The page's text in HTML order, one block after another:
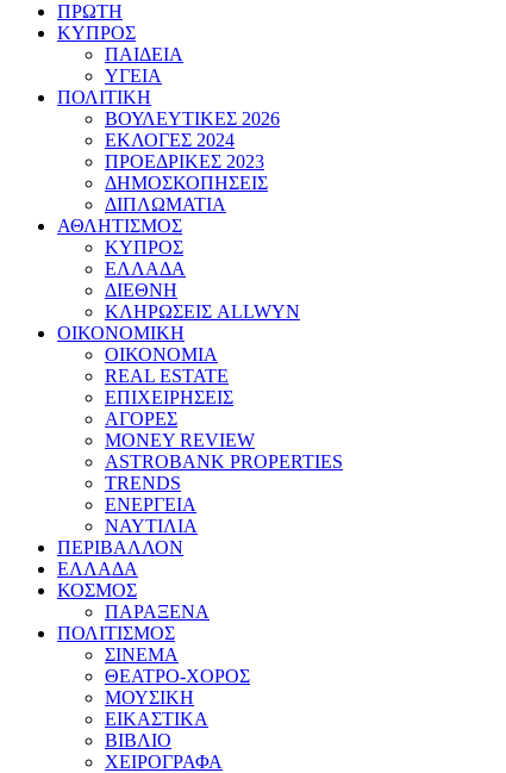
ΠΡΩΤΗ
ΚΥΠΡΟΣ
ΠΑΙΔΕΙΑ
ΥΓΕΙΑ
ΠΟΛΙΤΙΚΗ
ΒΟΥΛΕΥΤΙΚΕΣ 2026
ΕΚΛΟΓΕΣ 2024
ΠΡΟΕΔΡΙΚΕΣ 2023
ΔΗΜΟΣΚΟΠΗΣΕΙΣ
ΔΙΠΛΩΜΑΤΙΑ
ΑΘΛΗΤΙΣΜΟΣ
ΚΥΠΡΟΣ
ΕΛΛΑΔΑ
ΔΙΕΘΝΗ
ΚΛΗΡΩΣΕΙΣ ALLWYN
ΟΙΚΟΝΟΜΙΚΗ
ΟΙΚΟΝΟΜΙΑ
REAL ESTATE
ΕΠΙΧΕΙΡΗΣΕΙΣ
ΑΓΟΡΕΣ
MONEY REVIEW
ASTROBANK PROPERTIES
TRENDS
ΕΝΕΡΓΕΙΑ
ΝΑΥΤΙΛΙΑ
ΠΕΡΙΒΑΛΛΟΝ
ΕΛΛΑΔΑ
ΚΟΣΜΟΣ
ΠΑΡΑΞΕΝΑ
ΠΟΛΙΤΙΣΜΟΣ
ΣΙΝΕΜΑ
ΘΕΑΤΡΟ-ΧΟΡΟΣ
ΜΟΥΣΙΚΗ
ΕΙΚΑΣΤΙΚΑ
ΒΙΒΛΙΟ
ΧΕΙΡΟΓΡΑΦΑ